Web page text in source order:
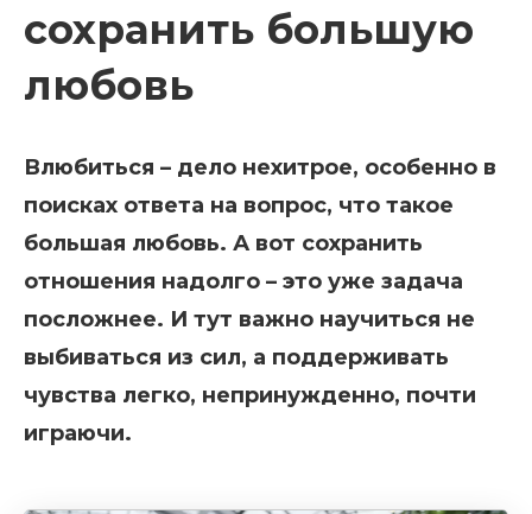
сохранить большую
любовь
Влюбиться – дело нехитрое, особенно в
поисках ответа на вопрос, что такое
большая любовь. А вот сохранить
отношения надолго – это уже задача
посложнее. И тут важно научиться не
выбиваться из сил, а поддерживать
чувства легко, непринужденно, почти
играючи.